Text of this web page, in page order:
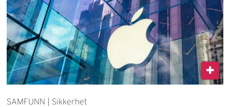
SAMFUNN | Sikkerhet